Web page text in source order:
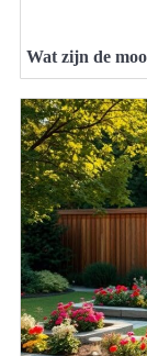
Wat zijn de